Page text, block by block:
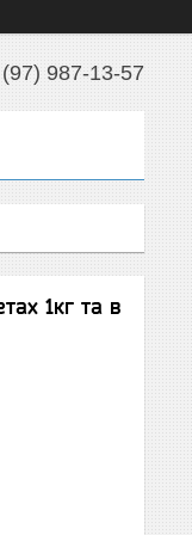
987-13-57
1кг та в